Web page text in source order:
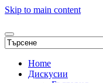
Skip to main content
Home
Дискусии